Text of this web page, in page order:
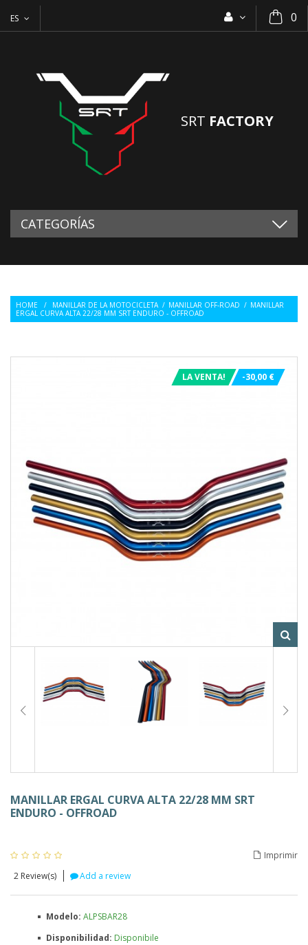
0
ES
SRT FACTORY
CATEGORÍAS
HOME / MANILLAR DE LA MOTOCICLETA / MANILLAR OFF-ROAD / MANILLAR
ERGAL CURVA ALTA 22/28 MM SRT ENDURO - OFFROAD
LA VENTA! -30,00 €
MANILLAR ERGAL CURVA ALTA 22/28 MM SRT
ENDURO - OFFROAD
2 Review(s) Add a review
Imprimir
Modelo: ALPSBAR28
Disponibilidad: Disponibile